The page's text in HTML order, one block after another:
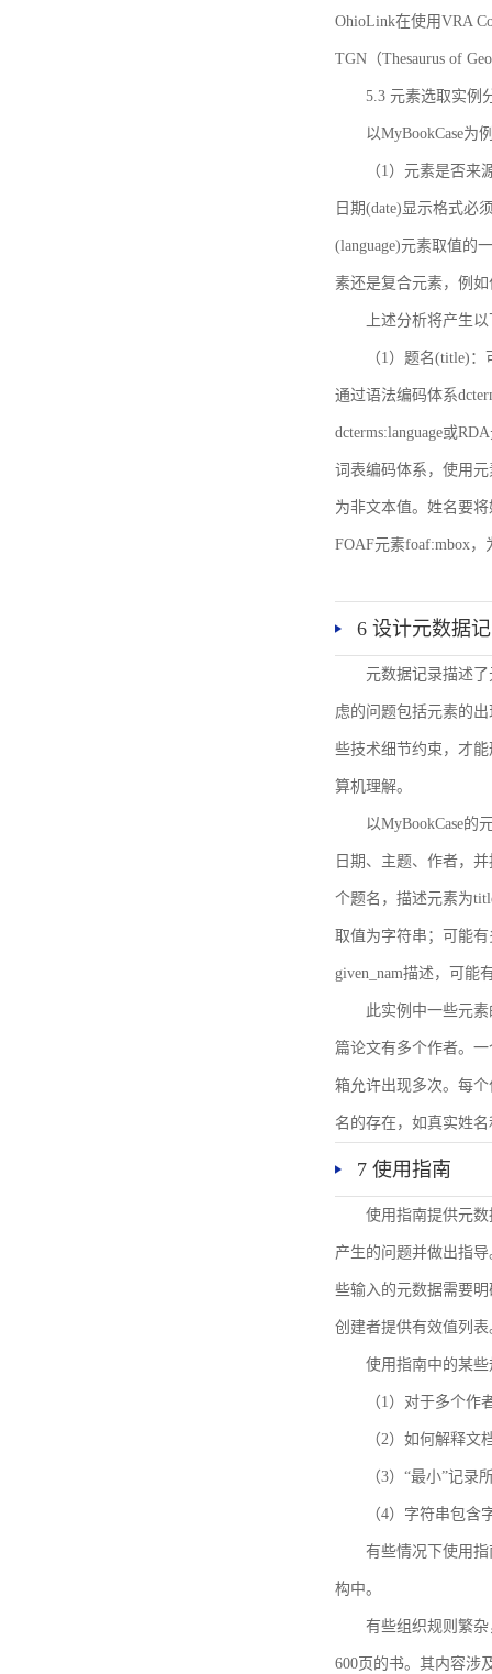
OhioLink在使用VRA
TGN（Thesaurus of
5.3 元素选取实例
以MyBookCase为
（1）元素是否
日期(date)显示格式必
(language)元素取值的
素还是复合元素，例
上述分析将产生
（1）题名(title)
通过语法编码体系
dcterms:language或
词表编码体系，使用元
为非文本值。姓名要
FOAF元素foaf:mbox，
6 设计元数据
元数据记录描述
虑的问题包括元素的
些技术细节约束，才
算机理解。
以MyBookCase的
日期、主题、作者，
个题名，描述元素为
取值为字符串；可能
given_nam描述，可能
此实例中一些元
篇论文有多个作者。
箱允许出现多次。每
名的存在，如真实姓
7 使用指南
使用指南提供元
产生的问题并做出指
些输入的元数据需要
创建者提供有效值列表
使用指南中的某
（1）对于多个作
（2）如何解释文
（3）“最小”记录
（4）字符串包含
有些情况下使用
构中。
有些组织规则繁
600页的书。其内容涉